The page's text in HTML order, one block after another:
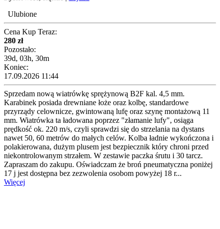
Ulubione
Cena Kup Teraz:
280 zł
Pozostało:
39d, 03h, 30m
Koniec:
17.09.2026 11:44
Sprzedam nową wiatrówkę sprężynową B2F kal. 4,5 mm.
Karabinek posiada drewniane łoże oraz kolbę, standardowe
przyrządy celownicze, gwintowaną lufę oraz szynę montażową 11
mm. Wiatrówka ta ładowana poprzez "złamanie lufy", osiąga
prędkość ok. 220 m/s, czyli sprawdzi się do strzelania na dystans
nawet 50, 60 metrów do małych celów. Kolba ładnie wykończona i
polakierowana, dużym plusem jest bezpiecznik który chroni przed
niekontrolowanym strzałem. W zestawie paczka śrutu i 30 tarcz.
Zapraszam do zakupu. Oświadczam że broń pneumatyczna poniżej
17 j jest dostępna bez zezwolenia osobom powyżej 18 r...
Więcej